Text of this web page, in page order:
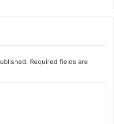
Required fields are